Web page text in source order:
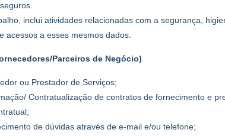
inclui atividades relacionadas com a segurança,
acessos a esses mesmos dados.
Parceiros de Negócio)
ou Prestador de Serviços;
Contratualização de contratos de fornecimento e
de dúvidas através de e-mail e/ou telefone;